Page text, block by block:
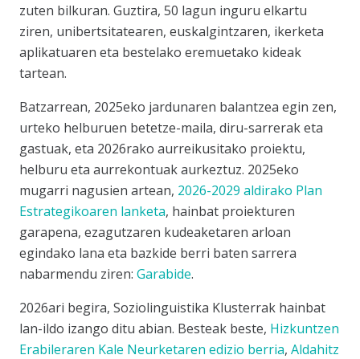
zuten bilkuran. Guztira, 50 lagun inguru elkartu
ziren, unibertsitatearen, euskalgintzaren, ikerketa
aplikatuaren eta bestelako eremuetako kideak
tartean.
Batzarrean, 2025eko jardunaren balantzea egin zen,
urteko helburuen betetze-maila, diru-sarrerak eta
gastuak, eta 2026rako aurreikusitako proiektu,
helburu eta aurrekontuak aurkeztuz. 2025eko
mugarri nagusien artean, 2026-2029 aldirako Plan
Estrategikoaren lanketa, hainbat proiekturen
garapena, ezagutzaren kudeaketaren arloan
egindako lana eta bazkide berri baten sarrera
nabarmendu ziren: Garabide.
2026ari begira, Soziolinguistika Klusterrak hainbat
lan-ildo izango ditu abian. Besteak beste, Hizkuntzen
Erabileraren Kale Neurketaren edizio berria, Aldahitz